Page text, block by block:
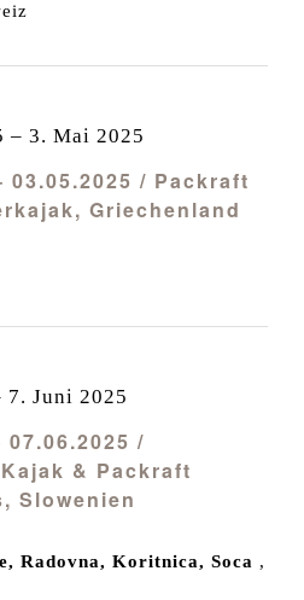
03.05.2025 / Packraft
Griechenland
– 3. Mai 2025
07.06.2025 /
& Packraft
Slowenien
7. Juni 2025
Radovna, Koritnica, Soca ,